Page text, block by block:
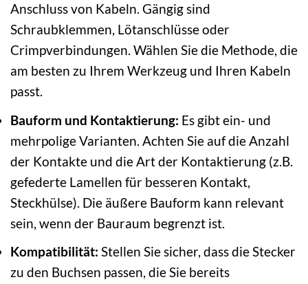
Anschluss von Kabeln. Gängig sind
Schraubklemmen, Lötanschlüsse oder
Crimpverbindungen. Wählen Sie die Methode, die
am besten zu Ihrem Werkzeug und Ihren Kabeln
passt.
Bauform und Kontaktierung: Es gibt ein- und
mehrpolige Varianten. Achten Sie auf die Anzahl
der Kontakte und die Art der Kontaktierung (z.B.
gefederte Lamellen für besseren Kontakt,
Steckhülse). Die äußere Bauform kann relevant
sein, wenn der Bauraum begrenzt ist.
Kompatibilität: Stellen Sie sicher, dass die Stecker
zu den Buchsen passen, die Sie bereits